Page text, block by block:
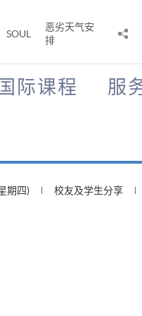
SOUL
恶劣天气安
排
国际课程 服
期四) 校友及学生分享